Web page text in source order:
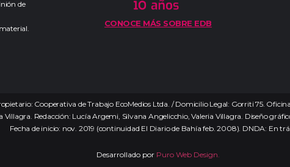
de
CONOCE MÁS SOBRE EDB
Cooperativa de Trabajo EcoMedios Ltda. / Domicilio Legal: Gorriti 75.
Redacción: Lucía Argemi, Silvana Angelicchio, Valeria Villagra. Diseño
Fecha de inicio: nov. 2019 (continuidad El Diario de Bahía feb. 2008). DNDA: En
Desarrollado por Puro Web Design.